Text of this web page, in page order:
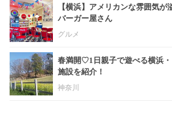
【横浜】アメリカンな雰囲気
バーガー屋さん
グルメ
春満開♡1日親子で遊べる横浜
施設を紹介！
神奈川